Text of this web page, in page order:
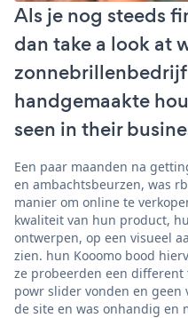
Als je nog steeds
dan take a look at
handgemaakte
seen in their
Een paar maanden na
en ambachtsbeurzen, was
manier om online te
kwaliteit van hun product,
ontwerpen, op een visueel
zien. hun Kooomo bood
ze probeerden een
powr slider vonden en geen
de site en was onhandig en